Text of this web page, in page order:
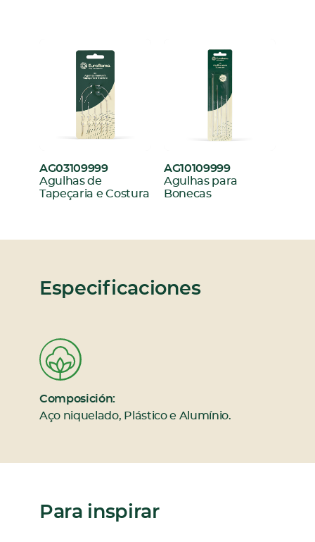
AG03109999
:Agulhas de
Tapeçaria e Costura
AG10109999
:Agulhas para
Bonecas
Especificaciones
Composición:
Aço niquelado, Plástico e Alumínio.
Para inspirar